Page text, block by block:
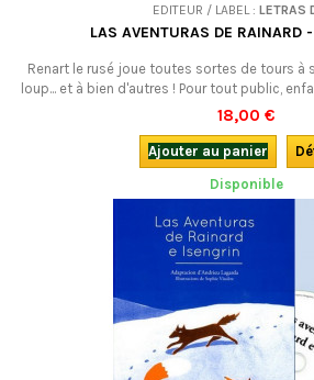
EDITEUR / LABEL : LETRAS
LAS AVENTURAS DE RAINARD
Renart le rusé joue toutes sortes de tours à
loup... et à bien d'autres ! Pour tout public,
épisodes les plus connus du fameux
occitan.
18,00 €
Ajouter au panier
Disponible